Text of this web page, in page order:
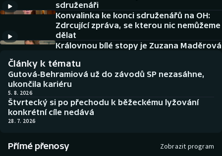
Americký fotbal
Baseball a softbal
Biatlon
Boby a skeleton
Curling
NEPŘEHLÉDNĚTE
Aplikace ČT sport
AZ kvíz
sdruženáři
Konvalinka ke konci sdruženářů na OH:
Zdrcující zpráva, se kterou nic nemůžeme
dělat
Královnou bílé stopy je Zuzana Maděrová
Články k tématu
Gutová-Behramiová už do závodů SP nezasáhne,
ukončila kariéru
5. 8. 2026
Štvrtecký si po přechodu k běžeckému lyžování
konkrétní cíle nedává
28. 7. 2026
Přímé přenosy Zobrazit program